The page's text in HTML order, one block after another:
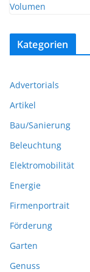
Kategorien
Advertorials
Artikel
Bau/Sanierung
Beleuchtung
Elektromobilität
Energie
Firmenportrait
Förderung
Garten
Genuss